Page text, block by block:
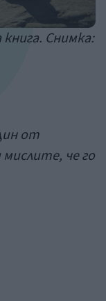
Снимка:
от
че го